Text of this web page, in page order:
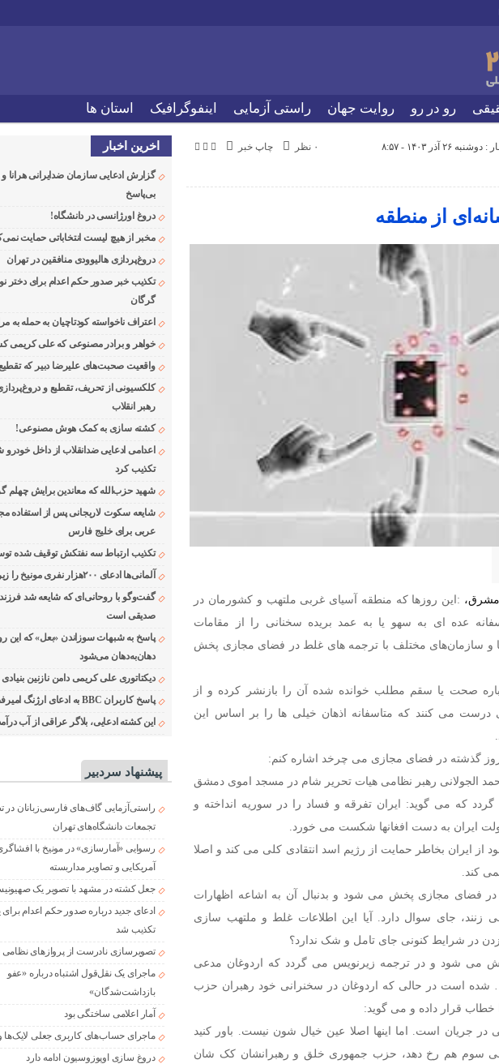
رو در رو روایت جهان راستی آزمایی اینفوگرافیک استان ها
۲۶ آذر ۱۴۰۳ - ۸:۵۷ چاپ خبر
۰ نظر
از منطقه
مشرق، :این روزها که منطقه آسیای غربی ملتهب و کشورمان در
عده ای به سهو یا به عمد بریده سخنانی را از مقامات
و سازمان‌های مختلف با ترجمه های غلط در فضای مجازی پخش
صحت یا سقم مطلب خوانده شده آن را بازنشر کرده و از
درست می کنند که متاسفانه اذهان خیلی ها را بر اساس این
روز گذشته در فضای مجازی می چرخد اشاره کنم:
الجولانی رهبر نظامی هیات تحریر شام در مسجد اموی دمشق
که می گوید: ایران تفرقه و فساد را در سوریه انداخته و
ایران به دست افغانها شکست می خورد.
از ایران بخاطر حمایت از رژیم اسد انتقادی کلی می کند و اصلا
کند.
در فضای مجازی پخش می شود و بدنبال آن به اشاعه اظهارات
زنند، جای سوال دارد. آیا این اطلاعات غلط و ملتهب سازی
در شرایط کنونی جای تامل و شک ندارد؟
می شود و در ترجمه زیرنویس می گردد که اردوغان مدعی
است در حالی که اردوغان در سخنرانی خود رهبران حزب
قرار داده و می گوید:
جریان است. اما اینها اصلا عین خیال شون نیست. باور کنید
سوم هم رخ دهد، حزب جمهوری خلق و رهبرانشان کک شان
اخرین اخبار
گزارش ادعایی سازمان ضدایرانی
بی‌پاسخ
دروغ اورژانسی در دانشگاه!
مخبر از هیچ لیست انتخاباتی حمایت
دروغ‌پردازی هالیوودی منافقین در تهران
تکذیب خبر صدور حکم اعدام برای دختر
گرگان
اعتراف ناخواسته کودتاچیان به حمله به
خواهر و برادر مصنوعی که علی کریمی
واقعیت صحبت‌های علیرضا دبیر که
کلکسیونی از تحریف، تقطیع و
رهبر انقلاب
کشته سازی به کمک هوش مصنوعی!
اعدامی ادعایی ضدانقلاب از داخل خودرو
تکذیب کرد
شهید حزب‌الله که معاندین برایش چهلم
شایعه سکوت لاریجانی پس از استفاده
عربی برای خلیج فارس
تکذیب ارتباط سه نفتکش توقیف شده
آلمانی‌ها ادعای ۲۰۰هزار نفری مونیخ را زیر سوال بردند
گفت‌وگو با روحانی‌ای که شایعه شد
صدیقی است
پاسخ به شبهات سوزاندن «بعل» که این
دهان‌به‌دهان می‌شود
دیکتاتوری علی کریمی دامن نازنین
پاسخ کاربران BBC به ادعای ارژنگ امیرفضلی
این کشته ادعایی، بلاگر عراقی از آب
پیشنهاد سردبیر
راستی‌آزمایی گاف‌های فارسی‌زبانان در
تجمعات دانشگاه‌های تهران
رسوایی «آمارسازی» در مونیخ با
آمریکایی و تصاویر مداربسته
جعل کشته در مشهد با تصویر یک
ادعای جدید درباره صدور حکم اعدام
تکذیب شد
تصویرسازی نادرست از پروازهای نظامی
ماجرای یک نقل‌قول اشتباه درباره «عفو
بازداشت‌شدگان»
آمار اعلامی ساختگی بود
ماجرای حساب‌های کاربری جعلی لایک‌ها
دروغ سازی اوپوزوسیون ادامه دارد